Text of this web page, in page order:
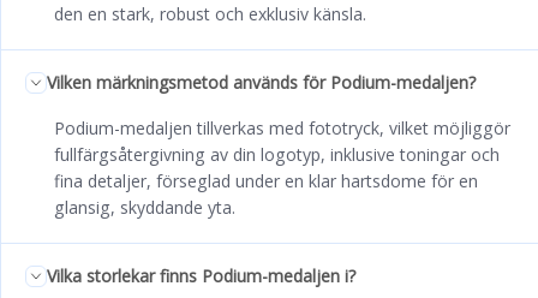
den en stark, robust och exklusiv känsla.
Vilken märkningsmetod används för Podium-medaljen?
Podium-medaljen tillverkas med fototryck, vilket möjliggör
fullfärgsåtergivning av din logotyp, inklusive toningar och
fina detaljer, förseglad under en klar hartsdome för en
glansig, skyddande yta.
Vilka storlekar finns Podium-medaljen i?